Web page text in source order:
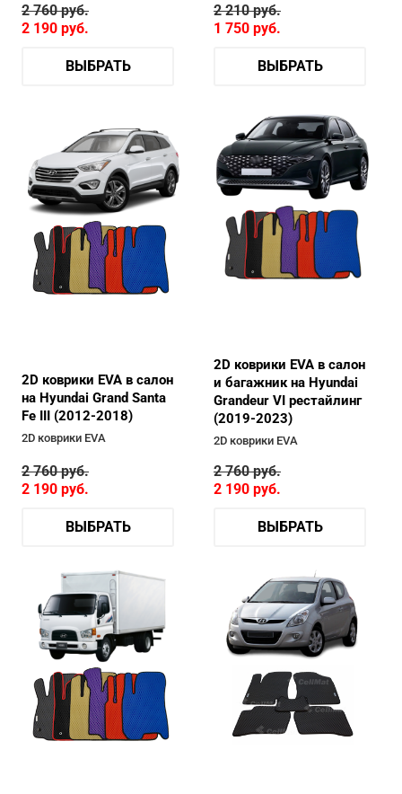
2 760руб.
2 190 руб.
ВЫБРАТЬ
2 210руб.
1 750 руб.
ВЫБРАТЬ
2D коврики EVA в салон
на Hyundai Grand Santa
Fe III (2012-2018)
2D коврики EVA
2 760руб.
2 190 руб.
ВЫБРАТЬ
2D коврики EVA в салон
и багажник на Hyundai
Grandeur VI рестайлинг
(2019-2023)
2D коврики EVA
2 760руб.
2 190 руб.
ВЫБРАТЬ